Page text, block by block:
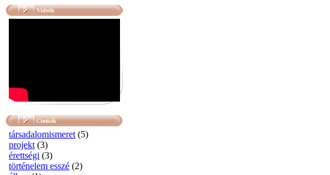
Videók
Cimkék
társadalomismeret (5)
projekt (3)
érettségi (3)
történelem esszé (2)